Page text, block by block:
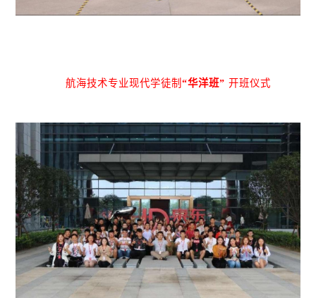
航海技术专业现代学徒制 “华洋班” 开班仪式